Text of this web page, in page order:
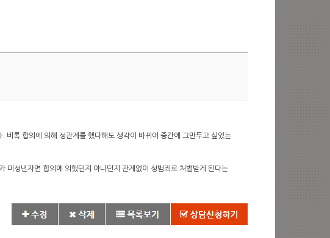
록 합의에 의해 성관계를 했다해도 생각이 바뀌어 중간에 그만두고 싶었는
미성년자면 합의에 의했던지 아니던지 관계없이 성범죄로 처벌받게 된다는